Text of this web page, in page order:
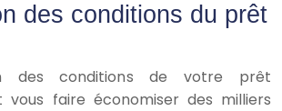
des conditions du prêt
des conditions de votre prêt
vous faire économiser des milliers